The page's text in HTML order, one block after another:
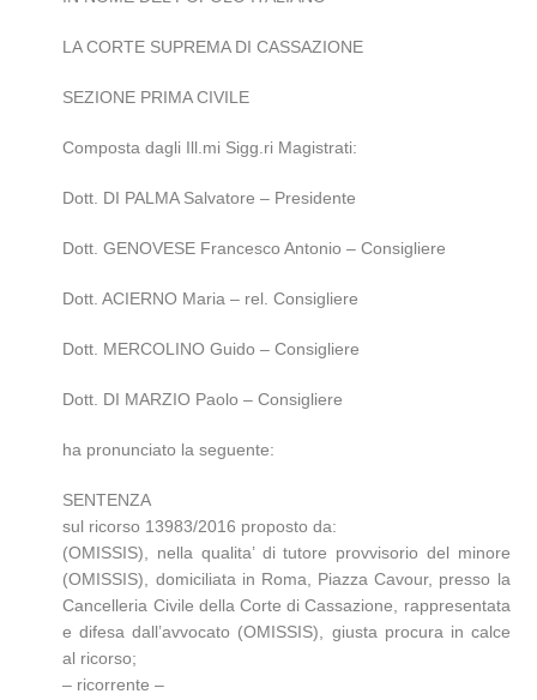
LA CORTE SUPREMA DI CASSAZIONE
SEZIONE PRIMA CIVILE
Composta dagli Ill.mi Sigg.ri Magistrati:
Dott. DI PALMA Salvatore – Presidente
Dott. GENOVESE Francesco Antonio – Consigliere
Dott. ACIERNO Maria – rel. Consigliere
Dott. MERCOLINO Guido – Consigliere
Dott. DI MARZIO Paolo – Consigliere
ha pronunciato la seguente:
SENTENZA
sul ricorso 13983/2016 proposto da:
(OMISSIS), nella qualita’ di tutore provvisorio del minore
(OMISSIS), domiciliata in Roma, Piazza Cavour, presso la
Cancelleria Civile della Corte di Cassazione, rappresentata
e difesa dall’avvocato (OMISSIS), giusta procura in calce
al ricorso;
– ricorrente –